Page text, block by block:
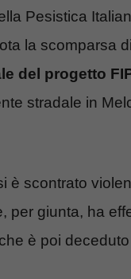
Pesistica
la scomparsa di
del progetto
stradale in
è scontrato
per giunta, ha
è poi